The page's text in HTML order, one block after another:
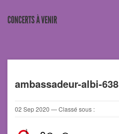
CONCERTS À VENIR
ambassadeur-albi-638
02 Sep2020 — Classé sous :